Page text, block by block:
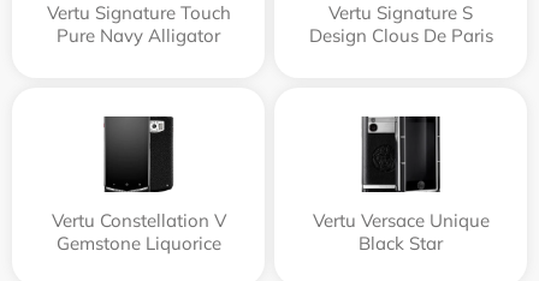
Vertu Signature Touch
Pure Navy Alligator
Vertu Signature S
Design Clous De Paris
Vertu Constellation V
Gemstone Liquorice
Vertu Versace Unique
Black Star